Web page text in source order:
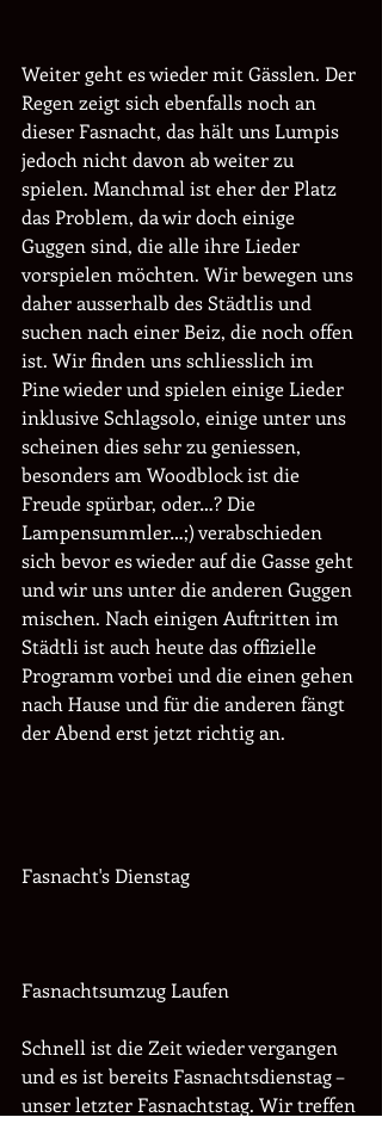
Weiter geht es wieder mit Gässlen. Der
Regen zeigt sich ebenfalls noch an
dieser Fasnacht, das hält uns Lumpis
jedoch nicht davon ab weiter zu
spielen. Manchmal ist eher der Platz
das Problem, da wir doch einige
Guggen sind, die alle ihre Lieder
vorspielen möchten. Wir bewegen uns
daher ausserhalb des Städtlis und
suchen nach einer Beiz, die noch offen
ist. Wir finden uns schliesslich im
Pine wieder und spielen einige Lieder
inklusive Schlagsolo, einige unter uns
scheinen dies sehr zu geniessen,
besonders am Woodblock ist die
Freude spürbar, oder…? Die
Lampensummler…;) verabschieden
sich bevor es wieder auf die Gasse geht
und wir uns unter die anderen Guggen
mischen. Nach einigen Auftritten im
Städtli ist auch heute das offizielle
Programm vorbei und die einen gehen
nach Hause und für die anderen fängt
der Abend erst jetzt richtig an.
Fasnacht's Dienstag
Fasnachtsumzug Laufen
Schnell ist die Zeit wieder vergangen
und es ist bereits Fasnachtsdienstag –
unser letzter Fasnachtstag. Wir treffen